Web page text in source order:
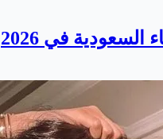
في 2026